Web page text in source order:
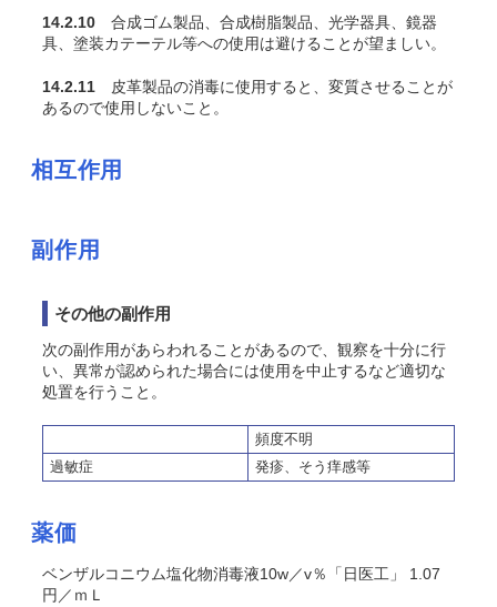
14.2.10 合成ゴム製品、合成樹脂製品、光学器具、鏡器
具、塗装カテーテル等への使用は避けることが望ましい。
14.2.11 皮革製品の消毒に使用すると、変質させることが
あるので使用しないこと。
相互作用
副作用
その他の副作用
次の副作用があらわれることがあるので、観察を十分に行
い、異常が認められた場合には使用を中止するなど適切な
処置を行うこと。
頻度不明
過敏症
発疹、そう痒感等
薬価
ベンザルコニウム塩化物消毒液10w／v％「日医工」 1.07
円／ｍＬ